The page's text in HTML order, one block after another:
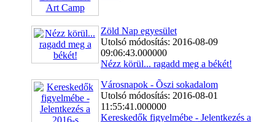
Zöld Nap egyesület
Utolsó módosítás: 2016-08-09
09:06:43.000000
Nézz körül... ragadd meg a békét!
Városnapok - Õszi sokadalom
Utolsó módosítás: 2016-08-01
11:55:41.000000
Kereskedők figyelmébe - Jelentkezés a